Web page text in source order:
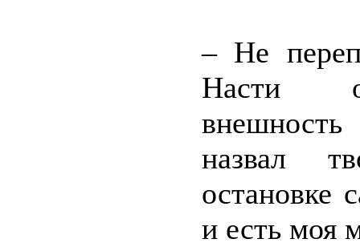
– Не
Насти
назвал
остановке
и есть моя